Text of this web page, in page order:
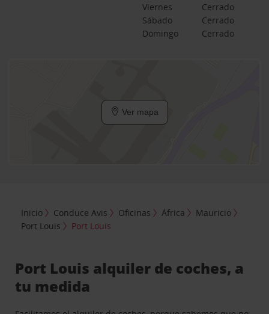
Viernes
Cerrado
Sábado
Cerrado
Domingo
Cerrado
Ver mapa
Inicio Conduce Avis Oficinas África
Mauricio
Port Louis
Port Louis
Port Louis alquiler de coches, a
tu medida